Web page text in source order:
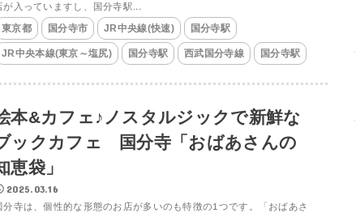
が入っていますし、国分寺駅...
東京都 国分寺市 JR中央線(快速) 国分寺駅
JR中央本線(東京～塩尻) 国分寺駅 西武国分寺線 国分寺駅
本&カフェ♪ノスタルジックで新鮮な
ックカフェ 国分寺「おばあさんの
恵袋」
2025.03.16
分寺は、個性的な形態のお店が多いのも特徴の1つです。「おばあさ